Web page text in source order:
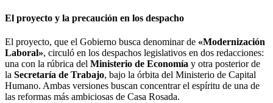
El proyecto y la precaución en los despacho
El proyecto, que el Gobierno busca denominar de «Modernización
Laboral», circuló en los despachos legislativos en dos redacciones:
una con la rúbrica del Ministerio de Economía y otra posterior de
la Secretaría de Trabajo, bajo la órbita del Ministerio de Capital
Humano. Ambas versiones buscan concentrar el espíritu de una de
las reformas más ambiciosas de Casa Rosada.